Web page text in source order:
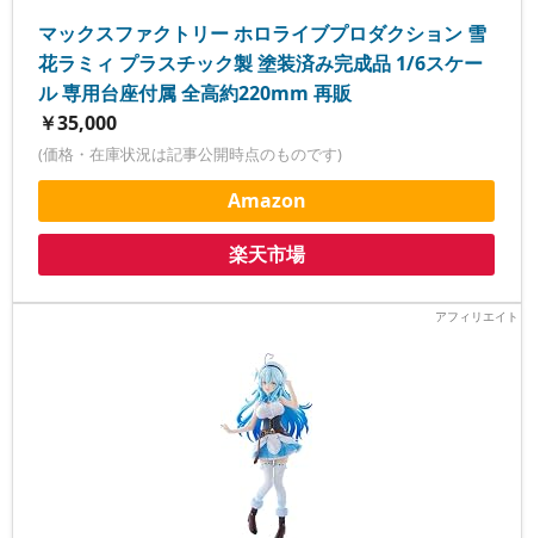
マックスファクトリー ホロライブプロダクション 雪
花ラミィ プラスチック製 塗装済み完成品 1/6スケー
ル 専用台座付属 全高約220mm 再販
￥35,000
(価格・在庫状況は記事公開時点のものです)
Amazon
楽天市場